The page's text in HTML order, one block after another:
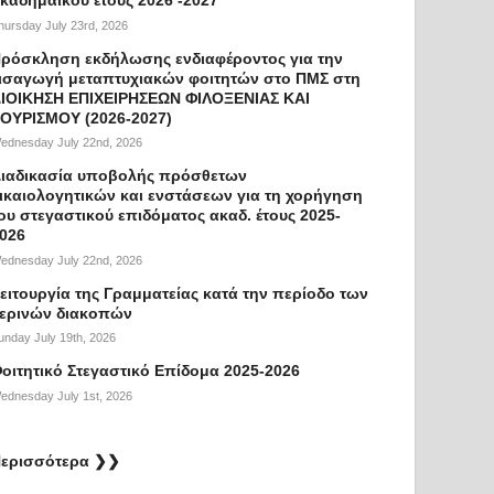
July 23rd, 2026
εκδήλωσης ενδιαφέροντος για την
μεταπτυχιακών φοιτητών στο ΠΜΣ στη
ΕΠΙΧΕΙΡΗΣΕΩΝ ΦΙΛΟΞΕΝΙΑΣ ΚΑΙ
(2026-2027)
July 22nd, 2026
υποβολής πρόσθετων
και ενστάσεων για τη χορήγηση
στεγαστικού επιδόματος ακαδ. έτους 2025-
July 22nd, 2026
της Γραμματείας κατά την περίοδο των
διακοπών
July 19th, 2026
Στεγαστικό Επίδομα 2025-2026
July 1st, 2026
❯❯